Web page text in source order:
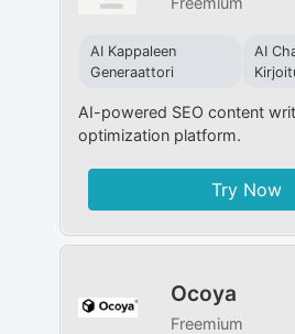
AI Kappaleen
Generaattori
AI
AI-powered SEO content
optimization platform.
Try Now
Ocoya
Freemium